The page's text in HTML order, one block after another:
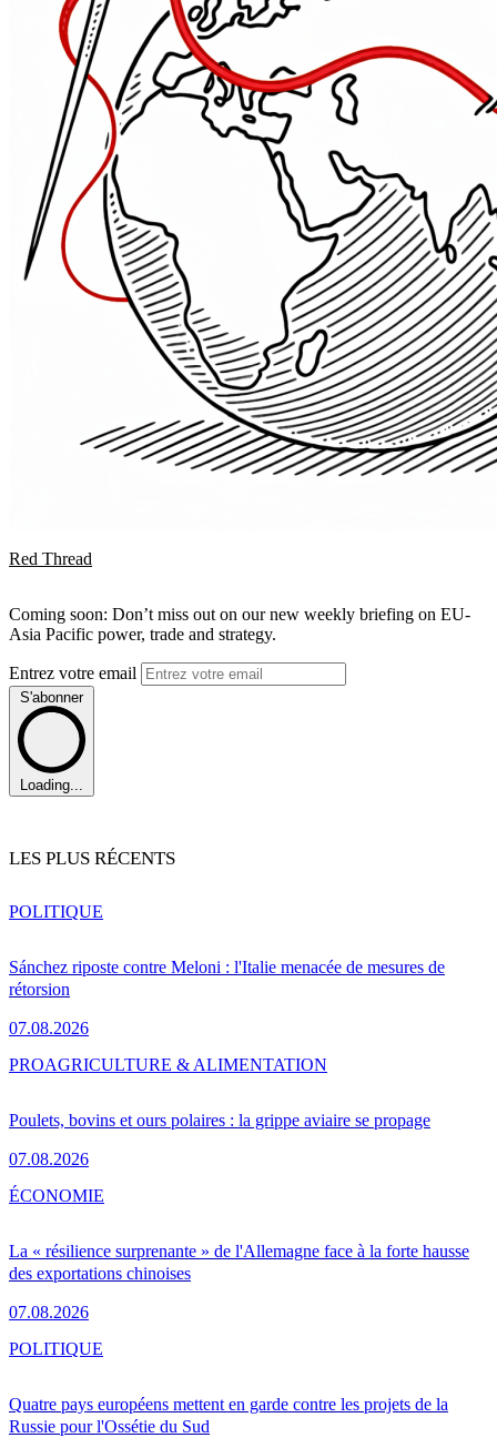
Red Thread
Coming soon: Don’t miss out on our new weekly briefing on EU-
Asia Pacific power, trade and strategy.
Entrez votre email
S'abonner
Loading...
LES PLUS RÉCENTS
Sánchez riposte contre Meloni : l'Italie menacée de mesures de
rétorsion
07.08.2026
POLITIQUE
Poulets, bovins et ours polaires : la grippe aviaire se propage
07.08.2026
PROAGRICULTURE & ALIMENTATION
La « résilience surprenante » de l'Allemagne face à la forte hausse
des exportations chinoises
07.08.2026
ÉCONOMIE
Quatre pays européens mettent en garde contre les projets de la
Russie pour l'Ossétie du Sud
POLITIQUE